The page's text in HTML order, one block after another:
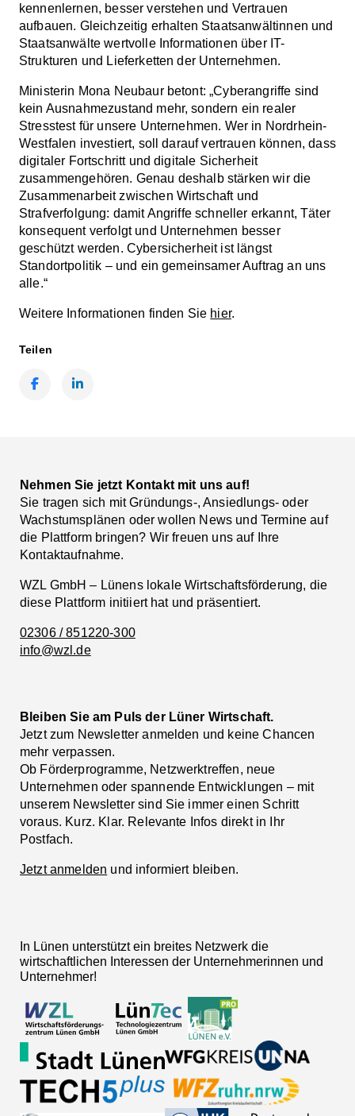
kennenlernen, besser verstehen und Vertrauen
aufbauen. Gleichzeitig erhalten Staatsanwältinnen und
Staatsanwälte wertvolle Informationen über IT-
Strukturen und Lieferketten der Unternehmen.
Ministerin Mona Neubaur betont: „Cyberangriffe sind
kein Ausnahmezustand mehr, sondern ein realer
Stresstest für unsere Unternehmen. Wer in Nordrhein-
Westfalen investiert, soll darauf vertrauen können, dass
digitaler Fortschritt und digitale Sicherheit
zusammengehören. Genau deshalb stärken wir die
Zusammenarbeit zwischen Wirtschaft und
Strafverfolgung: damit Angriffe schneller erkannt, Täter
konsequent verfolgt und Unternehmen besser
geschützt werden. Cybersicherheit ist längst
Standortpolitik – und ein gemeinsamer Auftrag an uns
alle.“
Weitere Informationen finden Sie hier.
Teilen
Nehmen Sie jetzt Kontakt mit uns auf!
Sie tragen sich mit Gründungs-, Ansiedlungs- oder
Wachstumsplänen oder wollen News und Termine auf
die Plattform bringen? Wir freuen uns auf Ihre
Kontaktaufnahme.
WZL GmbH – Lünens lokale Wirtschaftsförderung, die
diese Plattform initiiert hat und präsentiert.
02306 / 851220-300
info@wzl.de
Bleiben Sie am Puls der Lüner Wirtschaft.
Jetzt zum Newsletter anmelden und keine Chancen
mehr verpassen.
Ob Förderprogramme, Netzwerktreffen, neue
Unternehmen oder spannende Entwicklungen – mit
unserem Newsletter sind Sie immer einen Schritt
voraus. Kurz. Klar. Relevante Infos direkt in Ihr
Postfach.
Jetzt anmelden und informiert bleiben.
In Lünen unterstützt ein breites Netzwerk die
wirtschaftlichen Interessen der Unternehmerinnen und
Unternehmer!